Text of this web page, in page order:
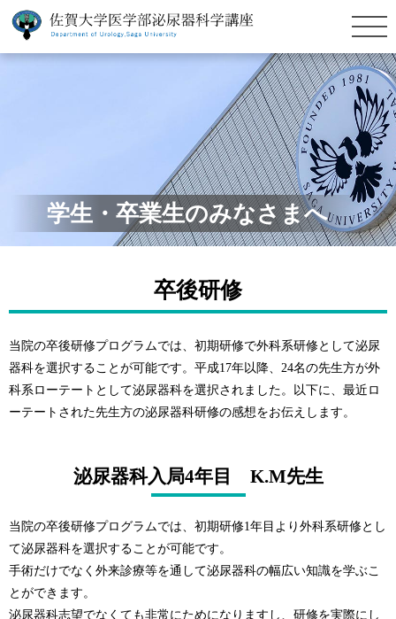
学生・卒業生のみなさまへ
卒後研修
当院の卒後研修プログラムでは、初期研修で外科系研修として泌尿
器科を選択することが可能です。平成17年以降、24名の先生方が外
科系ローテートとして泌尿器科を選択されました。以下に、最近ロ
ーテートされた先生方の泌尿器科研修の感想をお伝えします。
泌尿器科入局4年目 K.M先生
当院の卒後研修プログラムでは、初期研修1年目より外科系研修とし
て泌尿器科を選択することが可能です。
手術だけでなく外来診療等を通して泌尿器科の幅広い知識を学ぶこ
とができます。
泌尿器科志望でなくても非常にためになりますし、研修を実際にし